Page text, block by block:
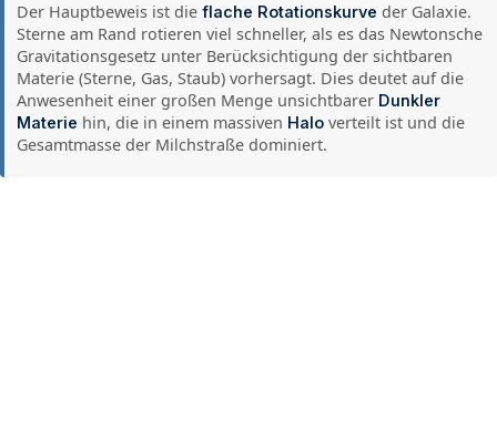
Der Hauptbeweis ist dieflache Rotationskurve der Galaxie.
Sterne am Rand rotieren viel schneller, als es das Newtonsche
Gravitationsgesetz unter Berücksichtigung der sichtbaren
Materie (Sterne, Gas, Staub) vorhersagt. Dies deutet auf die
Anwesenheit einer großen Menge unsichtbarer Dunkler
Materie hin, die in einem massiven Halo verteilt ist und die
Gesamtmasse der Milchstraße dominiert.